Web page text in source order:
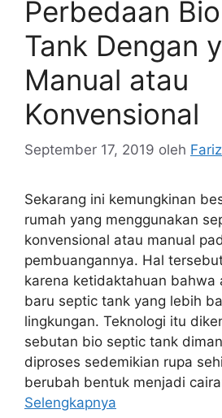
Perbedaan
Tank Dengan
Manual atau
Konvensional
September 17, 2019 oleh
Sekarang ini kemungkinan
rumah yang menggunakan
konvensional atau manual
pembuangannya. Hal
karena ketidaktahuan bahwa
baru septic tank yang lebih
lingkungan. Teknologi itu
sebutan bio septic tank
diproses sedemikian rupa
berubah bentuk menjadi
Selengkapnya